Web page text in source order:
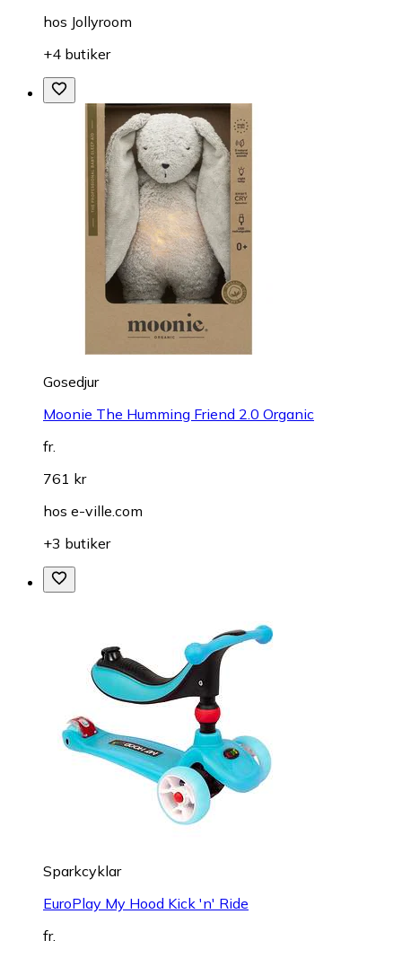
hos Jollyroom
+4 butiker
Gosedjur
Moonie The Humming Friend 2.0 Organic
fr.
761 kr
hos e-ville.com
+3 butiker
Sparkcyklar
EuroPlay My Hood Kick 'n' Ride
fr.